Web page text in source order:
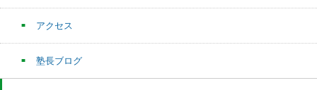
アクセス
塾長ブログ